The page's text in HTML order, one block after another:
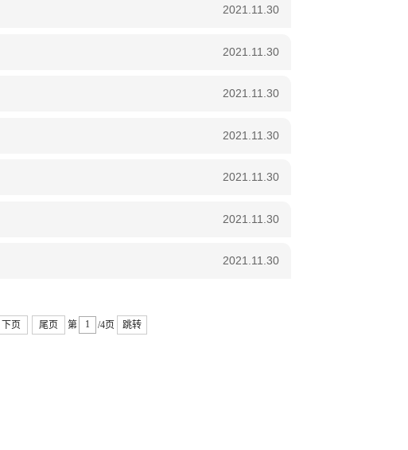
2021.11.30
2021.11.30
2021.11.30
2021.11.30
2021.11.30
2021.11.30
2021.11.30
下页 尾页 第 /4页 跳转